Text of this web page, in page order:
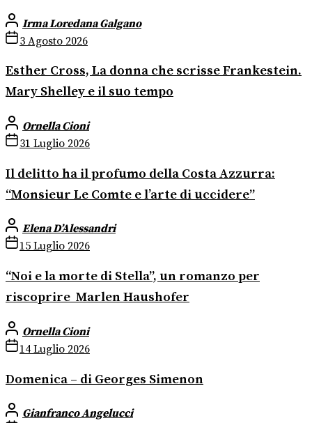
Irma Loredana Galgano
3 Agosto 2026
Esther Cross, La donna che scrisse Frankestein.
Mary Shelley e il suo tempo
Ornella Cioni
31 Luglio 2026
Il delitto ha il profumo della Costa Azzurra:
“Monsieur Le Comte e l’arte di uccidere”
Elena D’Alessandri
15 Luglio 2026
“Noi e la morte di Stella”, un romanzo per
riscoprire Marlen Haushofer
Ornella Cioni
14 Luglio 2026
Domenica – di Georges Simenon
Gianfranco Angelucci